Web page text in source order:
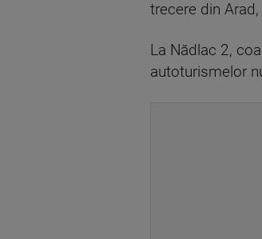
trecere din
La Nădlac 2,
autoturismelor